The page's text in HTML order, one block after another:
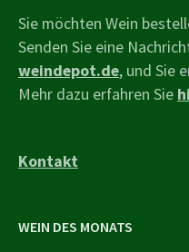
Sie möchten Wein
Senden Sie eine
weindepot.de, und Sie
Mehr dazu erfahren Sie
Kontakt
WEIN DES MONATS